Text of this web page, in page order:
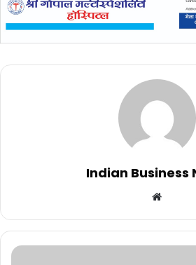
Indian Business
Website